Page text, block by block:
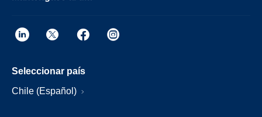
Seleccionar país
Chile (Español)